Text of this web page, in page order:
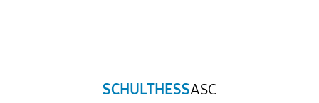
SCHULTHESSASC